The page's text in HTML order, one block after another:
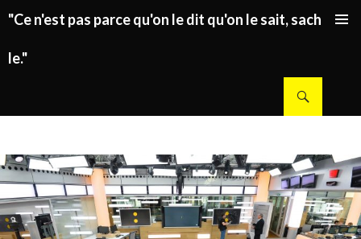
"Ce n'est pas parce qu'on le dit qu'on le sait, sachez
le."